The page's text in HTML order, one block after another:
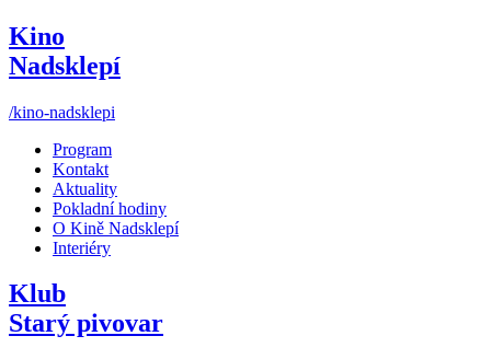
Kino
Nadsklepí
/kino-nadsklepi
Program
Kontakt
Aktuality
Pokladní hodiny
O Kině Nadsklepí
Interiéry
Klub
Starý pivovar